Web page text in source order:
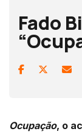
Fado
Ocupação, o